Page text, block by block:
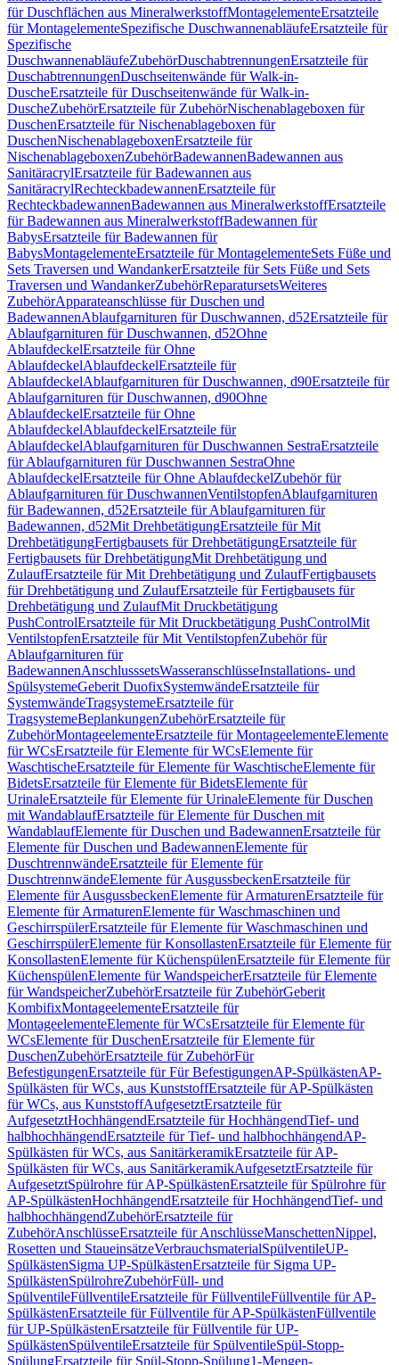
für Duschflächen aus MineralwerkstoffMontagelementeErsatzteile
für MontagelementeSpezifische DuschwannenabläufeErsatzteile für
Spezifische
DuschwannenabläufeZubehörDuschabtrennungenErsatzteile für
DuschabtrennungenDuschseitenwände für Walk-in-
DuscheErsatzteile für Duschseitenwände für Walk-in-
DuscheZubehörErsatzteile für ZubehörNischenablageboxen für
DuschenErsatzteile für Nischenablageboxen für
DuschenNischenablageboxenErsatzteile für
NischenablageboxenZubehörBadewannenBadewannen aus
SanitäracrylErsatzteile für Badewannen aus
SanitäracrylRechteckbadewannenErsatzteile für
RechteckbadewannenBadewannen aus MineralwerkstoffErsatzteile
für Badewannen aus MineralwerkstoffBadewannen für
BabysErsatzteile für Badewannen für
BabysMontagelementeErsatzteile für MontagelementeSets Füße und
Sets Traversen und WandankerErsatzteile für Sets Füße und Sets
Traversen und WandankerZubehörReparatursetsWeiteres
ZubehörApparateanschlüsse für Duschen und
BadewannenAblaufgarnituren für Duschwannen, d52Ersatzteile für
Ablaufgarnituren für Duschwannen, d52Ohne
AblaufdeckelErsatzteile für Ohne
AblaufdeckelAblaufdeckelErsatzteile für
AblaufdeckelAblaufgarnituren für Duschwannen, d90Ersatzteile für
Ablaufgarnituren für Duschwannen, d90Ohne
AblaufdeckelErsatzteile für Ohne
AblaufdeckelAblaufdeckelErsatzteile für
AblaufdeckelAblaufgarnituren für Duschwannen SestraErsatzteile
für Ablaufgarnituren für Duschwannen SestraOhne
AblaufdeckelErsatzteile für Ohne AblaufdeckelZubehör für
Ablaufgarnituren für DuschwannenVentilstopfenAblaufgarnituren
für Badewannen, d52Ersatzteile für Ablaufgarnituren für
Badewannen, d52Mit DrehbetätigungErsatzteile für Mit
DrehbetätigungFertigbausets für DrehbetätigungErsatzteile für
Fertigbausets für DrehbetätigungMit Drehbetätigung und
ZulaufErsatzteile für Mit Drehbetätigung und ZulaufFertigbausets
für Drehbetätigung und ZulaufErsatzteile für Fertigbausets für
Drehbetätigung und ZulaufMit Druckbetätigung
PushControlErsatzteile für Mit Druckbetätigung PushControlMit
VentilstopfenErsatzteile für Mit VentilstopfenZubehör für
Ablaufgarnituren für
BadewannenAnschlusssetsWasseranschlüsseInstallations- und
SpülsystemeGeberit DuofixSystemwändeErsatzteile für
SystemwändeTragsystemeErsatzteile für
TragsystemeBeplankungenZubehörErsatzteile für
ZubehörMontageelementeErsatzteile für MontageelementeElemente
für WCsErsatzteile für Elemente für WCsElemente für
WaschtischeErsatzteile für Elemente für WaschtischeElemente für
BidetsErsatzteile für Elemente für BidetsElemente für
UrinaleErsatzteile für Elemente für UrinaleElemente für Duschen
mit WandablaufErsatzteile für Elemente für Duschen mit
WandablaufElemente für Duschen und BadewannenErsatzteile für
Elemente für Duschen und BadewannenElemente für
DuschtrennwändeErsatzteile für Elemente für
DuschtrennwändeElemente für AusgussbeckenErsatzteile für
Elemente für AusgussbeckenElemente für ArmaturenErsatzteile für
Elemente für ArmaturenElemente für Waschmaschinen und
GeschirrspülerErsatzteile für Elemente für Waschmaschinen und
GeschirrspülerElemente für KonsollastenErsatzteile für Elemente für
KonsollastenElemente für KüchenspülenErsatzteile für Elemente für
KüchenspülenElemente für WandspeicherErsatzteile für Elemente
für WandspeicherZubehörErsatzteile für ZubehörGeberit
KombifixMontageelementeErsatzteile für
MontageelementeElemente für WCsErsatzteile für Elemente für
WCsElemente für DuschenErsatzteile für Elemente für
DuschenZubehörErsatzteile für ZubehörFür
BefestigungenErsatzteile für Für BefestigungenAP-SpülkästenAP-
Spülkästen für WCs, aus KunststoffErsatzteile für AP-Spülkästen
für WCs, aus KunststoffAufgesetztErsatzteile für
AufgesetztHochhängendErsatzteile für HochhängendTief- und
halbhochhängendErsatzteile für Tief- und halbhochhängendAP-
Spülkästen für WCs, aus SanitärkeramikErsatzteile für AP-
Spülkästen für WCs, aus SanitärkeramikAufgesetztErsatzteile für
AufgesetztSpülrohre für AP-SpülkästenErsatzteile für Spülrohre für
AP-SpülkästenHochhängendErsatzteile für HochhängendTief- und
halbhochhängendZubehörErsatzteile für
ZubehörAnschlüsseErsatzteile für AnschlüsseManschettenNippel,
Rosetten und StaueinsätzeVerbrauchsmaterialSpülventileUP-
SpülkästenSigma UP-SpülkästenErsatzteile für Sigma UP-
SpülkästenSpülrohreZubehörFüll- und
SpülventileFüllventileErsatzteile für FüllventileFüllventile für AP-
SpülkästenErsatzteile für Füllventile für AP-SpülkästenFüllventile
für UP-SpülkästenErsatzteile für Füllventile für UP-
SpülkästenSpülventileErsatzteile für SpülventileSpül-Stopp-
SpülungErsatzteile für Spül-Stopp-Spülung1-Mengen-